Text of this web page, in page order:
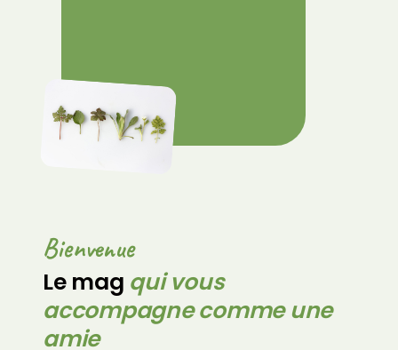
Bienvenue
Le mag qui vous
accompagne comme une
amie